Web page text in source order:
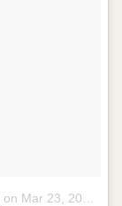
on Mar 23, 2018 at 1:42am PDT